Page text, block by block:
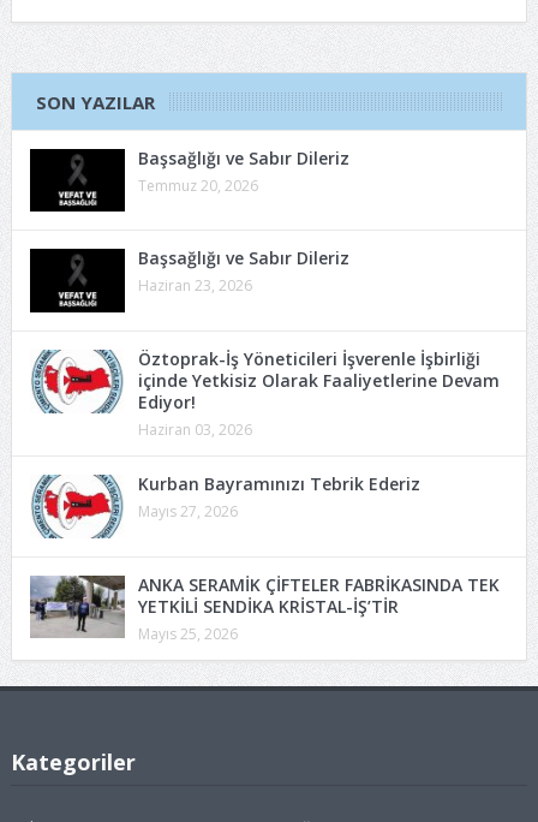
SON YAZILAR
Başsağlığı ve Sabır Dileriz
Temmuz 20, 2026
Başsağlığı ve Sabır Dileriz
Haziran 23, 2026
Öztoprak-İş Yöneticileri İşverenle İşbirliği
içinde Yetkisiz Olarak Faaliyetlerine Devam
Ediyor!
Haziran 03, 2026
Kurban Bayramınızı Tebrik Ederiz
Mayıs 27, 2026
ANKA SERAMİK ÇİFTELER FABRİKASINDA TEK
YETKİLİ SENDİKA KRİSTAL-İŞ’TİR
Mayıs 25, 2026
Kategoriler